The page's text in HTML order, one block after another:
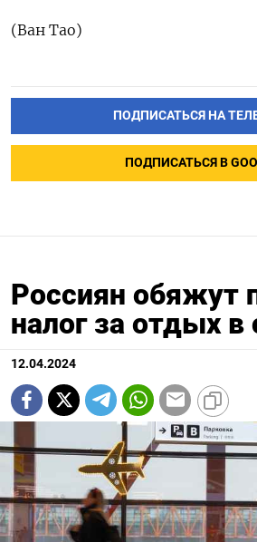
(Ван Тао)
ПОДПИСАТЬСЯ НА
ПОДПИСАТЬСЯ В
Россиян обяжут
налог за отдых в
12.04.2024